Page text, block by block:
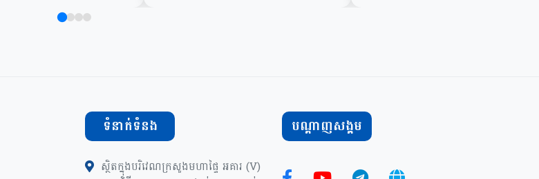
ទំនាក់ទំនង
ស្ថិតក្នុងបរិវេណក្រសួងមហាផ្ទៃ អគារ (V)
បណ្តាញសង្គម